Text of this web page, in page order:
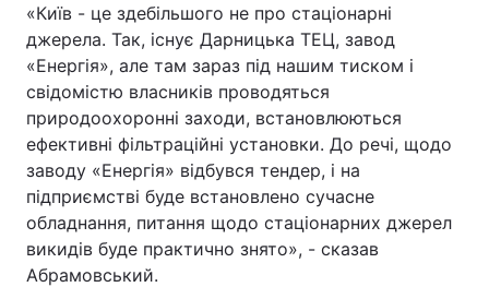
«Київ - це здебільшого не про стаціонарні
джерела. Так, існує Дарницька ТЕЦ, завод
«Енергія», але там зараз під нашим тиском і
свідомістю власників проводяться
природоохоронні заходи, встановлюються
ефективні фільтраційні установки. До речі, щодо
заводу «Енергія» відбувся тендер, і на
підприємстві буде встановлено сучасне
обладнання, питання щодо стаціонарних джерел
викидів буде практично знято», - сказав
Абрамовський.